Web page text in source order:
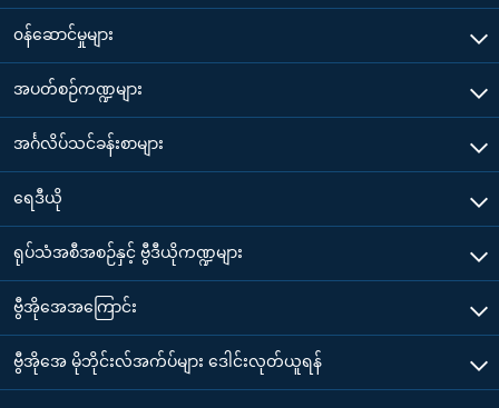
၀န်ဆောင်မှုများ
အပတ်စဉ်ကဏ္ဍများ
အင်္ဂလိပ်သင်ခန်းစာများ
ရေဒီယို
ရုပ်သံအစီအစဉ်နှင့် ဗွီဒီယိုကဏ္ဍများ
ဗွီအိုအေအကြောင်း
ဗွီအိုအေ မိုဘိုင်းလ်အက်ပ်များ ဒေါင်းလုတ်ယူရန်